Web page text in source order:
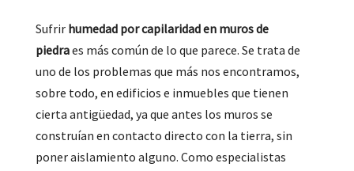
Sufrir humedad por capilaridad en muros de
piedraes más común de lo que parece. Se trata de
uno de los problemas que más nos encontramos,
sobre todo, en edificios e inmuebles que tienen
cierta antigüedad, ya que antes los muros se
construían en contacto directo con la tierra, sin
poner aislamiento alguno. Como especialistas